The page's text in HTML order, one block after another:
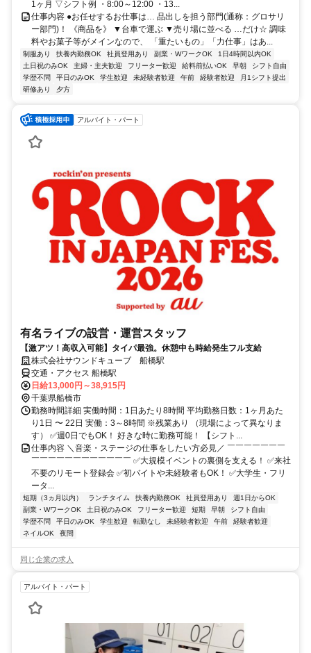
1ヶ月 ▽シフト例 ・8:00～12:00 ・13...
仕事内容 ●お任せするお仕事は… 品出しを担う部門(通称：グロサリ
ー部門)！ 《商品を》 ▼台車で運ぶ ▼売り場に並べる …だけ☆ 調味
料やお菓子等がメインなので、 「重たいもの」「力仕事」はあ...
制服あり 扶養内勤務OK 社員登用あり 副業・WワークOK
1日4時間以内OK
土日祝のみOK
主婦・主夫歓迎 フリーター歓迎 給料前払いOK 早朝
シフト自由
学歴不問
平日のみOK 学生歓迎 未経験者歓迎 午前 経験者歓迎
月1シフト提出
研修あり
夕方
アルバイト・パート
有名ライブの設営・運営スタッフ
【激アツ！高収入可能】タイパ最強。休憩中も時給発生フル支給
株式会社サウンドキューブ 船橋駅
交通・アクセス 船橋駅
日給13,000円～38,915円
千葉県船橋市
勤務時間詳細 実働時間：1日あたり8時間 平均勤務日数：1ヶ月あた
り1日 〜 22日 実働：3～8時間 ※残業あり （現場によって異なりま
す） ✅週0日でもOK！ 好きな時に勤務可能！ 【シフト...
仕事内容 ＼音楽・ステージの仕事をしたい方必見／ ￣￣￣￣￣￣￣
￣￣￣￣￣￣￣￣￣￣￣￣ ✅大規模イベントの裏側を支える！ ✅来社
不要のリモート登録会 ✅初バイトや未経験者もOK！ ✅大学生・フリ
ータ...
短期（3ヵ月以内） ランチタイム 扶養内勤務OK 社員登用あり
週1日からOK
副業・WワークOK
土日祝のみOK フリーター歓迎 短期 早朝
シフト自由
学歴不問
平日のみOK 学生歓迎 転勤なし 未経験者歓迎 午前
経験者歓迎
ネイルOK
夜間
同じ企業の求人
アルバイト・パート